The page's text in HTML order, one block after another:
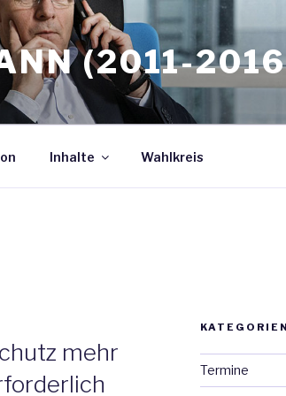
(2011-
Inhalte Wahlkreis
mehr
Termine